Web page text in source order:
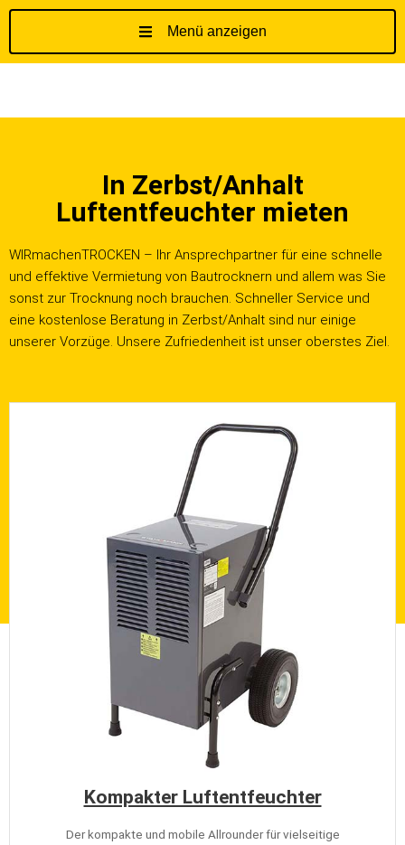
Menü anzeigen
In Zerbst/Anhalt
Luftentfeuchter mieten
WIRmachenTROCKEN – Ihr Ansprechpartner für eine schnelle
und effektive Vermietung von Bautrocknern und allem was Sie
sonst zur Trocknung noch brauchen. Schneller Service und
eine kostenlose Beratung in Zerbst/Anhalt sind nur einige
unserer Vorzüge. Unsere Zufriedenheit ist unser oberstes Ziel.
Kompakter Luftentfeuchter
Der kompakte und mobile Allrounder für vielseitige